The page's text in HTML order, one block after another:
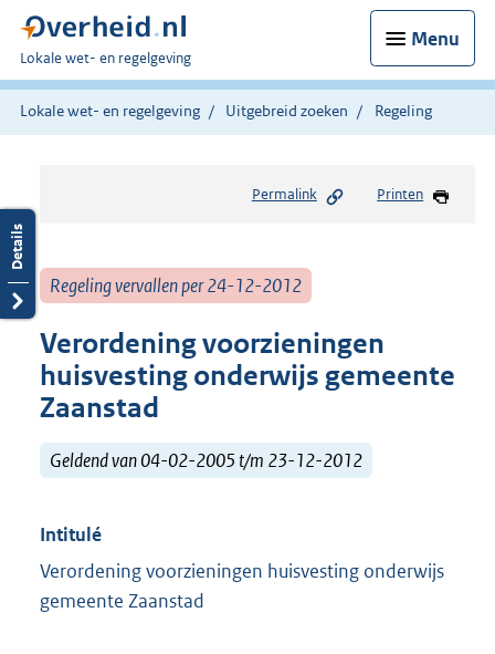
Menu
U
bent
hier:
Lokale wet- en regelgeving
Lokale wet- en regelgeving Uitgebreid zoeken Regeling
Permalink Printen
Regeling vervallen per 24-12-2012
Verordening voorzieningen
huisvesting onderwijs gemeente
Zaanstad
Geldend van 04-02-2005 t/m 23-12-2012
Intitulé
Verordening voorzieningen huisvesting onderwijs
gemeente Zaanstad